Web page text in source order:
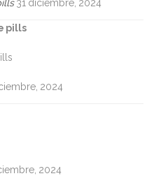
31 diciembre, 2024
pills
2024
2024